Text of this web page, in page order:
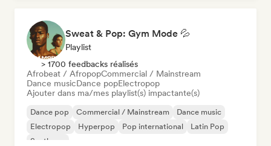
Sweat & Pop: Gym Mode 💦
Playlist
> 1700 feedbacks réalisés
Afrobeat / AfropopCommercial / Mainstream
Dance musicDance popElectropop
Ajouter dans ma/mes playlist(s) impactante(s)
Dance pop Commercial / Mainstream
Dance music
Electropop
Hyperpop Pop international
Latin Pop
Synthpop